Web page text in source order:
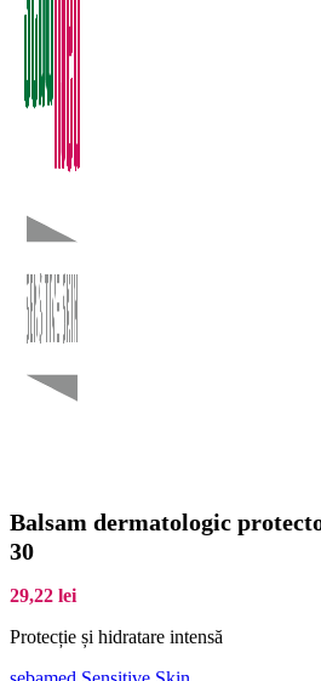
Balsam dermatologic
30
29,22 lei
Protecție și hidratare intensă